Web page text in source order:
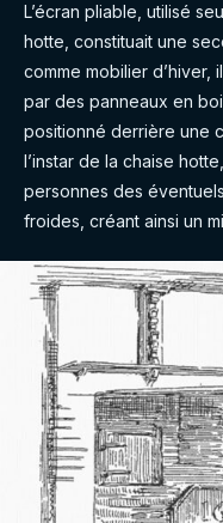
L’écran pliable, utilisé
hotte, constituait une
comme mobilier d’hiver,
par des panneaux en
positionné derrière une
l’instar de la chaise
personnes des
froides, créant ainsi un